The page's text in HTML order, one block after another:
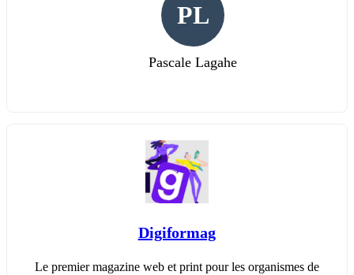
PL
Pascale Lagahe
Digiformag
Le premier magazine web et print pour les organismes de